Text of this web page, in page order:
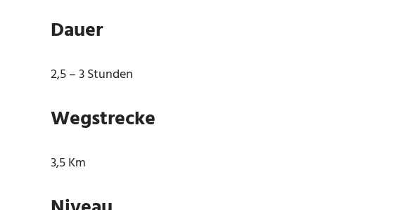
Dauer
2,5 – 3 Stunden
Wegstrecke
3,5 Km